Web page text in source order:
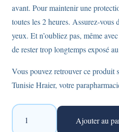
avant. Pour maintenir une
toutes les 2 heures. Assurez-vous
yeux. Et n’oubliez pas, même
de rester trop longtemps exposé
Vous pouvez retrouver ce produit
Tunisie Hraier, votre
quantité
Ajouter au